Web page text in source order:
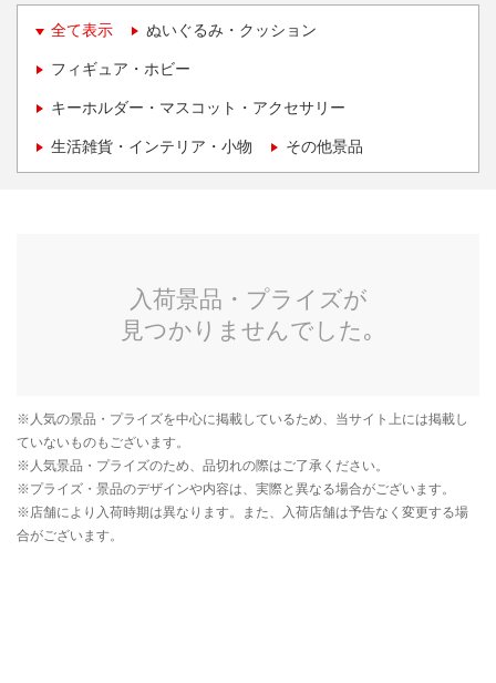
全て表示 ぬいぐるみ・クッション
フィギュア・ホビー
キーホルダー・マスコット・アクセサリー
生活雑貨・インテリア・小物 その他景品